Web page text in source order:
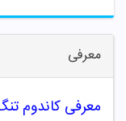
معرفی
معرفی کاندوم